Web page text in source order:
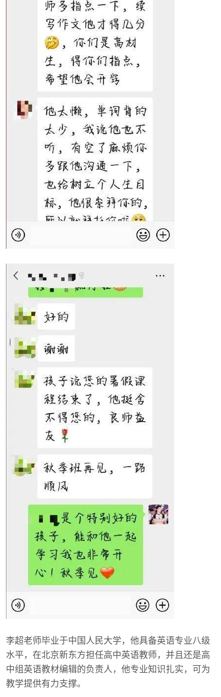
李超老师毕业于中国人民大学，他具备英语专业八级
水平，在北京新东方担任高中英语教师，并且还是高
中组英语教材编辑的负责人，他专业知识扎实，可为
教学提供有力支撑。